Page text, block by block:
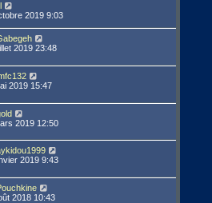
2019 9:03
2019 23:48
2019 15:47
2019 12:50
2019 9:43
2018 10:43